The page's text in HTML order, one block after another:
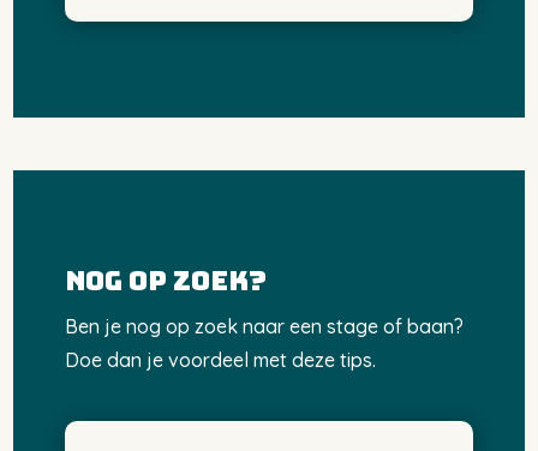
Nog op zoek?
Ben je nog op zoek naar een stage of baan?
Doe dan je voordeel met deze tips.